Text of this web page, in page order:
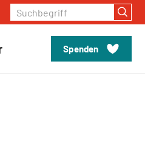
Spenden
Suchbegriff